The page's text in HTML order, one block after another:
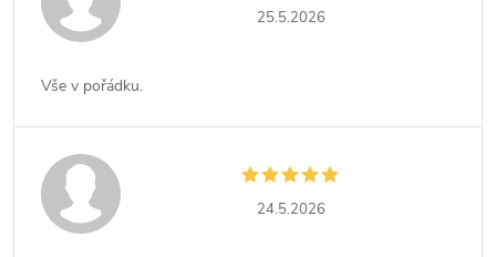
25.5.2026
Vše v pořádku.
24.5.2026